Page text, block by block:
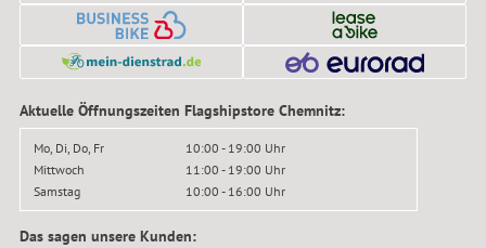
Aktuelle Öffnungszeiten Flagshipstore Chemnitz:
Mo, Di, Do, Fr
10:00 - 19:00 Uhr
Mittwoch
11:00 - 19:00 Uhr
Samstag
10:00 - 16:00 Uhr
Das sagen unsere Kunden: